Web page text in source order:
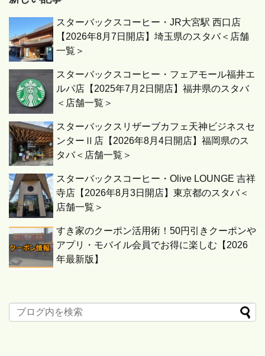
スターバックスコーヒー・JR大宮駅 西口店
【2026年8月7日開店】埼玉県のスタバ＜店舗
一覧＞
スターバックスコーヒー・フェアモール福井エ
ルパ店【2025年7月2日開店】福井県のスタバ
＜店舗一覧＞
スターバックスリザーブカフェ天神ビジネスセ
ンターⅡ店【2026年8月4日開店】福岡県のス
タバ＜店舗一覧＞
スターバックスコーヒー・Olive LOUNGE 吉祥
寺店【2026年8月3日開店】東京都のスタバ＜
店舗一覧＞
すき家のクーポン活用術！50円引きクーポンや
アプリ・モバイル会員でお得に楽しむ【2026
年最新版】